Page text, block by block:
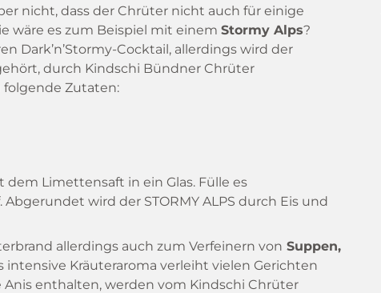
nicht, dass der Chrüter nicht auch für einige
wäre es zum Beispiel mit einem Stormy Alps?
Dark’n’Stormy-Cocktail, allerdings wird der
durch Kindschi Bündner Chrüter
folgende Zutaten:
Limettensaft in ein Glas. Fülle es
wird der STORMY ALPS durch Eis und
allerdings auch zum Verfeinern von Suppen,
intensive Kräuteraroma verleiht vielen Gerichten
Anis enthalten, werden vom Kindschi Chrüter